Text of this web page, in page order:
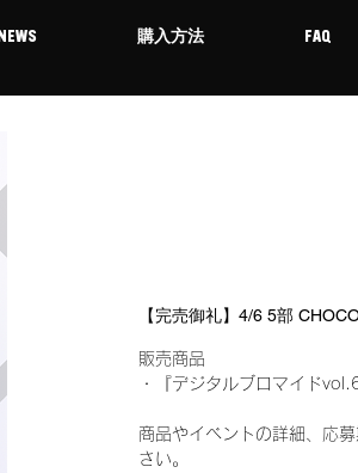
購入方法 FAQ
【完売御礼】4/6 5部
販売商品
・『デジタルブロマイド
商品やイベントの詳細、応
さい。